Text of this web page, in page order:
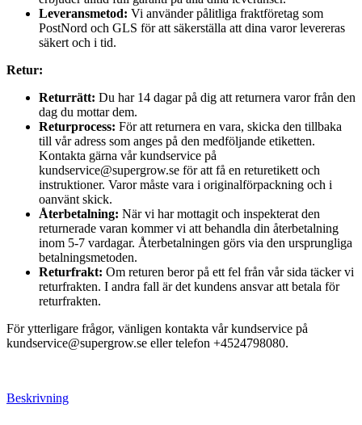
Leveransmetod: Vi använder pålitliga fraktföretag som
PostNord och GLS för att säkerställa att dina varor levereras
säkert och i tid.
Retur:
Returrätt: Du har 14 dagar på dig att returnera varor från den
dag du mottar dem.
Returprocess: För att returnera en vara, skicka den tillbaka
till vår adress som anges på den medföljande etiketten.
Kontakta gärna vår kundservice på
kundservice@supergrow.se för att få en returetikett och
instruktioner. Varor måste vara i originalförpackning och i
oanvänt skick.
Återbetalning: När vi har mottagit och inspekterat den
returnerade varan kommer vi att behandla din återbetalning
inom 5-7 vardagar. Återbetalningen görs via den ursprungliga
betalningsmetoden.
Returfrakt: Om returen beror på ett fel från vår sida täcker vi
returfrakten. I andra fall är det kundens ansvar att betala för
returfrakten.
För ytterligare frågor, vänligen kontakta vår kundservice på
kundservice@supergrow.se eller telefon +4524798080.
Beskrivning